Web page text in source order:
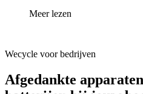
Meer lezen
Wecycle voor bedrijven
Afgedankte